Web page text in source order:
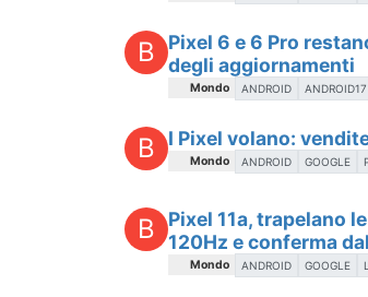
B
Pixel 6 e 6 Pro
degli aggiornamenti
Mondo ANDROID ANDROID17
B I Pixel volano:
Mondo ANDROID GOOGLE
B
Pixel 11a, trapelano
120Hz e conferma
Mondo ANDROID GOOGLE